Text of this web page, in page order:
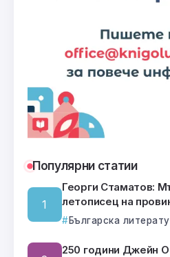
Популярни статии
Георги Стаматов:
летописец на
Българска
250 години Джейн